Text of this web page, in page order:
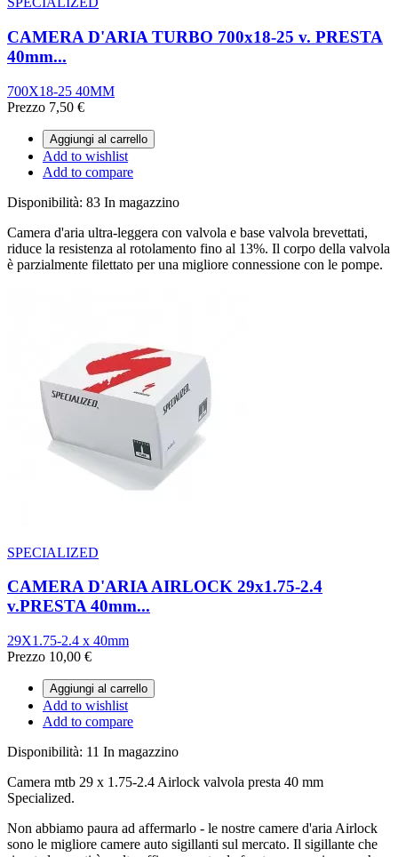
CAMERA D'ARIA TURBO 700x18-25 v. PRESTA
40mm...
700X18-25 40MM
Prezzo 7,50 €
Aggiungi al carrello
Add to wishlist
Add to compare
Disponibilità: 83 In magazzino
Camera d'aria ultra-leggera con valvola e base valvola brevettati,
riduce la resistenza al rotolamento fino al 13%. Il corpo della valvola
è parzialmente filettato per una migliore connessione con le pompe.
SPECIALIZED
CAMERA D'ARIA AIRLOCK 29x1.75-2.4
v.PRESTA 40mm...
29X1.75-2.4 x 40mm
Prezzo 10,00 €
Aggiungi al carrello
Add to wishlist
Add to compare
Disponibilità: 11 In magazzino
Camera mtb 29 x 1.75-2.4 Airlock valvola presta 40 mm
Specialized.
Non abbiamo paura ad affermarlo - le nostre camere d'aria Airlock
sono le migliore camere auto sigillanti sul mercato. Il sigillante che